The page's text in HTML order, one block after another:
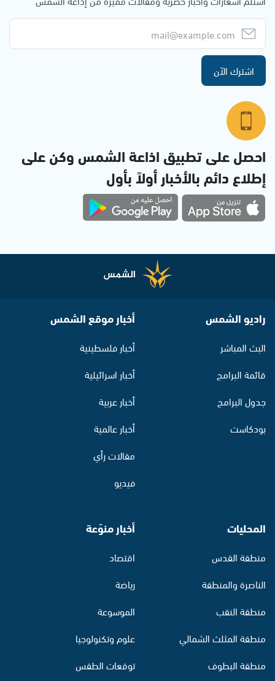
اشترك الآن
احصل على تطبيق اذاعة الشمس وكن على
إطلاع دائم بالأخبار أولاً بأول
راديو الشمس
البث المباشر
قائمة البرامج
جدول البرامج
بودكاست
أخبار موقع الشمس
أخبار فلسطينية
أخبار اسرائيلية
أخبار عربية
أخبار عالمية
مقالات رأي
فيديو
المحليات
منطقة القدس
الناصرة والمنطقة
منطقة النقب
منطقة المثلث الشمالي
منطقة البطوف
أخبار منوّعة
اقتصاد
رياضة
الموسوعة
علوم وتكنولوجيا
توقعات الطقس